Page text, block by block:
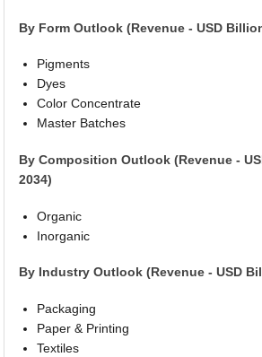
By Form Outlook (Revenue - USD
Pigments
Dyes
Color Concentrate
Master Batches
By Composition Outlook (Revenue -
2034)
Organic
Inorganic
By Industry Outlook (Revenue - USD
Packaging
Paper & Printing
Textiles